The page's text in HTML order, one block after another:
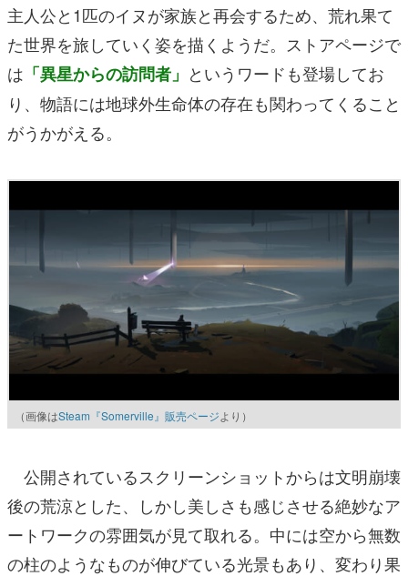
主人公と1匹のイヌが家族と再会するため、荒れ果て
た世界を旅していく姿を描くようだ。ストアページで
は 「異星からの訪問者」 というワードも登場してお
り、物語には地球外生命体の存在も関わってくること
がうかがえる。
（画像はSteam『Somerville』販売ページより）
公開されているスクリーンショットからは文明崩壊
後の荒涼とした、しかし美しさも感じさせる絶妙なア
ートワークの雰囲気が見て取れる。中には空から無数
の柱のようなものが伸びている光景もあり、変わり果